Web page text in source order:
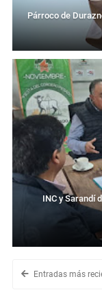
Párroco de
INC y Sarandí
Entradas más